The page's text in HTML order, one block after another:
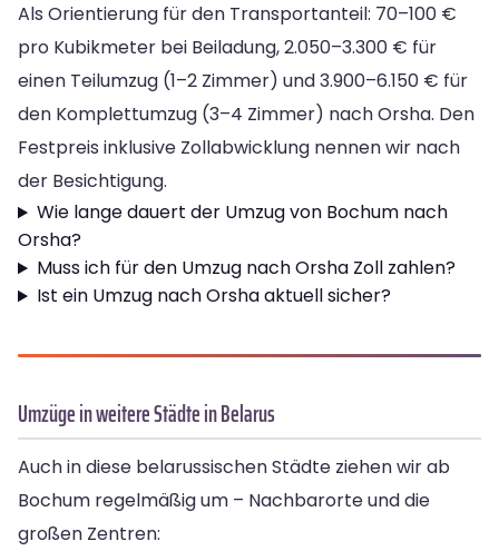
Als Orientierung für den Transportanteil: 70–100 €
pro Kubikmeter bei Beiladung, 2.050–3.300 € für
einen Teilumzug (1–2 Zimmer) und 3.900–6.150 € für
den Komplettumzug (3–4 Zimmer) nach Orsha. Den
Festpreis inklusive Zollabwicklung nennen wir nach
der Besichtigung.
Wie lange dauert der Umzug von Bochum nach
Orsha?
Muss ich für den Umzug nach Orsha Zoll zahlen?
Ist ein Umzug nach Orsha aktuell sicher?
Umzüge in weitere Städte in Belarus
Auch in diese belarussischen Städte ziehen wir ab
Bochum regelmäßig um – Nachbarorte und die
großen Zentren: